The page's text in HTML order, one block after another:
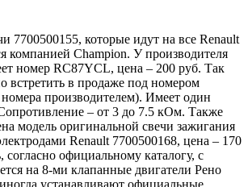
7700500155, которые идут на все Renault
компанией Champion. У производителя
номер RC87YCL, цена – 200 руб. Так
встретить в продаже под номером
производителем). Имеет один
– от 3 до 7.5 кОм. Также
модель оригинальной свечи зажигания
Renault 7700500168, цена – 170
согласно официальному каталогу, с
на 8-ми клапанные двигатели Рено